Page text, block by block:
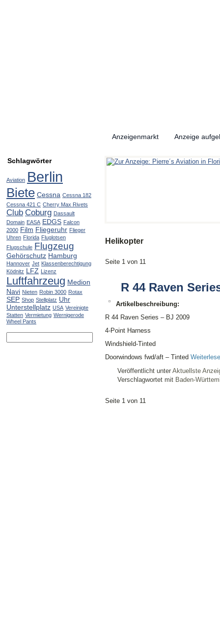
Anzeigenmarkt Anzeige
Schlagwörter
Aviation Berlin
Biete Cessna Cessna 182
Cessna 421 C Cherry Max Rivets
Club Coburg Dassault
Domain EASA EDGS Falcon
2000 Film Fliegeruhr Flieger
Uhren Florida Fluglotsen
Flugschule Flugzeug
Gehörschutz Hamburg
Hannover Jet Klassenberechtigung
Ködnitz LFZ Lizenz
Luftfahrzeug Medion
Navi Nieten Robin 3000 Rotax
SEP Shop Stellplatz Uhr
Unterstellplatz USA Vereinigte
Statten Vermietung Wernigerode
Wheel Pants
Helikopter
Seite 1 von 11
R 44 Raven
Artikelbeschreibung:
R 44 Raven Series – BJ 2009
4-Point Harness
Windshield-Tinted
Doorwindows fwd/aft – Tinted
Veröffentlicht unter Aktuellste
Verschlagwortet mit Baden-
Seite 1 von 11